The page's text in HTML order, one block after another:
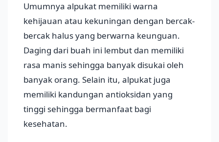
Umumnya alpukat memiliki warna
kehijauan atau kekuningan dengan bercak-
bercak halus yang berwarna keunguan.
Daging dari buah ini lembut dan memiliki
rasa manis sehingga banyak disukai oleh
banyak orang. Selain itu, alpukat juga
memiliki kandungan antioksidan yang
tinggi sehingga bermanfaat bagi
kesehatan.